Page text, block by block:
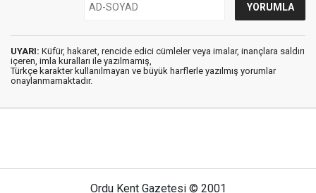
UYARI: Küfür, hakaret, rencide edici cümleler veya imalar, inançlara saldırı
içeren, imla kuralları ile yazılmamış,
Türkçe karakter kullanılmayan ve büyük harflerle yazılmış yorumlar
onaylanmamaktadır.
Ordu Kent Gazetesi © 2001